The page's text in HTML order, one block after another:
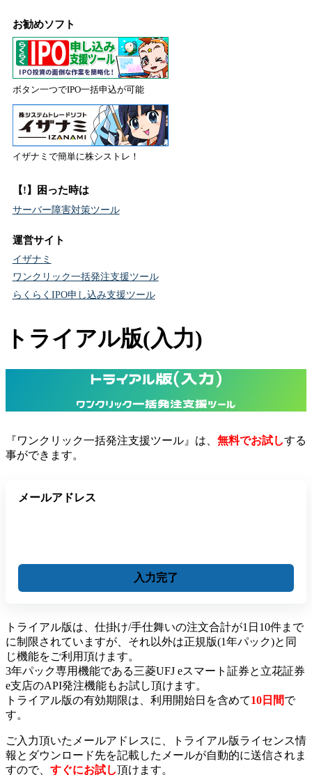
お勧めソフト
ボタン一つでIPO一括申込が可能
イザナミで簡単に株シストレ！
【!】困った時は
サーバー障害対策ツール
運営サイト
イザナミ
ワンクリック一括発注支援ツール
らくらくIPO申し込み支援ツール
トライアル版(入力)
トライアル版(入力)
ワンクリック一括発注支援ツール
『ワンクリック一括発注支援ツール』は、 無料でお試しする
事ができます。
メールアドレス
トライアル版は、仕掛け/手仕舞いの注文合計が1日10件まで
に制限されていますが、それ以外は正規版(1年パック)と同
じ機能をご利用頂けます。
3年パック専用機能である三菱UFJ eスマート証券と立花証券
e支店のAPI発注機能もお試し頂けます。
トライアル版の有効期限は、利用開始日を含めて10日間で
す。
ご入力頂いたメールアドレスに、トライアル版ライセンス情
報とダウンロード先を記載したメールが自動的に送信されま
すので、 すぐにお試し頂けます。